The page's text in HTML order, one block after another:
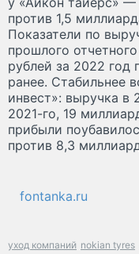
против 1,5
Показатели по
прошлого
рублей за 2022 год
ранее. Стабильнее
инвест»: выручка в
2021-го, 19
прибыли
против 8,3
fontanka.ru
уход компаний nokian tyres